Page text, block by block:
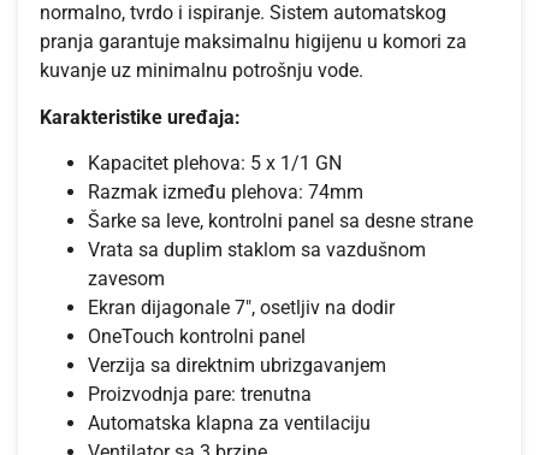
normalno, tvrdo i ispiranje. Sistem automatskog
pranja garantuje maksimalnu higijenu u komori za
kuvanje uz minimalnu potrošnju vode.
Karakteristike uređaja:
Kapacitet plehova: 5 x 1/1 GN
Razmak između plehova: 74mm
Šarke sa leve, kontrolni panel sa desne strane
Vrata sa duplim staklom sa vazdušnom
zavesom
Ekran dijagonale 7″, osetljiv na dodir
OneTouch kontrolni panel
Verzija sa direktnim ubrizgavanjem
Proizvodnja pare: trenutna
Automatska klapna za ventilaciju